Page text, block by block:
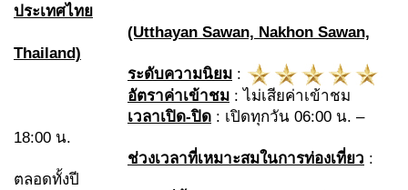
ประเทศไทย
(Utthayan Sawan, Nakhon Sawan,
Thailand)
ระดับความนิยม :
อัตราค่าเข้าชม : ไม่เสียค่าเข้าชม
เวลาเปิด-ปิด : เปิดทุกวัน 06:00 น. –
18:00 น.
ช่วงเวลาที่เหมาะสมในการท่องเที่ยว :
ตลอดทั้งปี